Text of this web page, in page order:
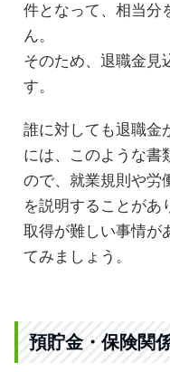
件となって、相当分
ん。
そのため、退職金見
す。
誰に対しても退職金
には、このような書
ので、就業規則や労
を説明することがあ
取得が難しい事情が
てみましょう。
預貯金・保険関